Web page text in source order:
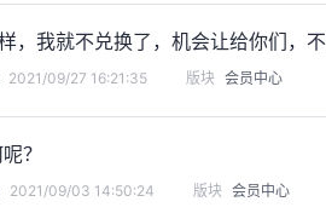
，我就不兑换了，机会让给你们，
2021/09/27 16:21:35 版块 会员中心
？
2021/09/03 14:50:24 版块 会员中心